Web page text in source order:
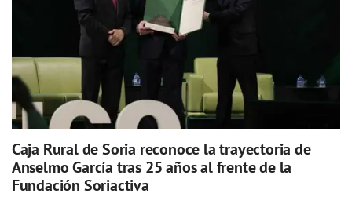
Caja Rural de Soria reconoce la trayectoria de
Anselmo García tras 25 años al frente de la
Fundación Soriactiva